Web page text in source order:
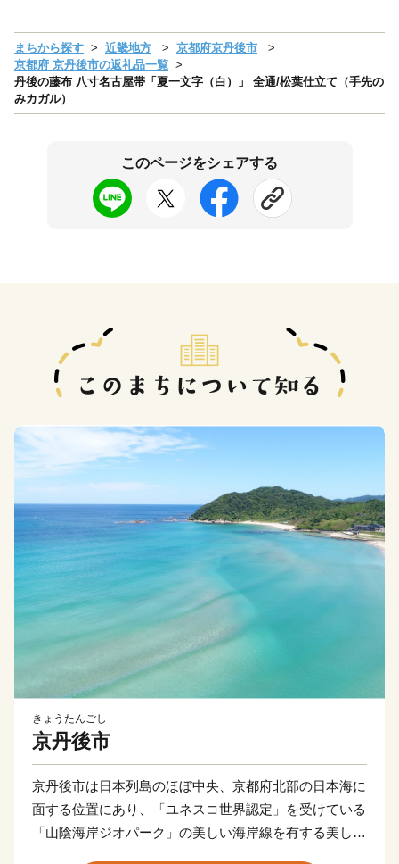
まちから探す 近畿地方
京都府京丹後市
京都府 京丹後市の返礼品一覧
丹後の藤布 八寸名古屋帯「夏一文字（白）」 全通/松葉仕立て（手先の
みカガル）
このページをシェアする
きょうたんごし
京丹後市
京丹後市は日本列島のほぼ中央、京都府北部の日本海に
面する位置にあり、「ユネスコ世界認定」を受けている
「山陰海岸ジオパーク」の美しい海岸線を有する美しい